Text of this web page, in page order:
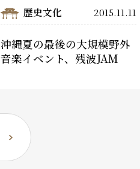
歴史文化 2015.11.11
沖縄夏の最後の大規模野外
音楽イベント、残波JAM